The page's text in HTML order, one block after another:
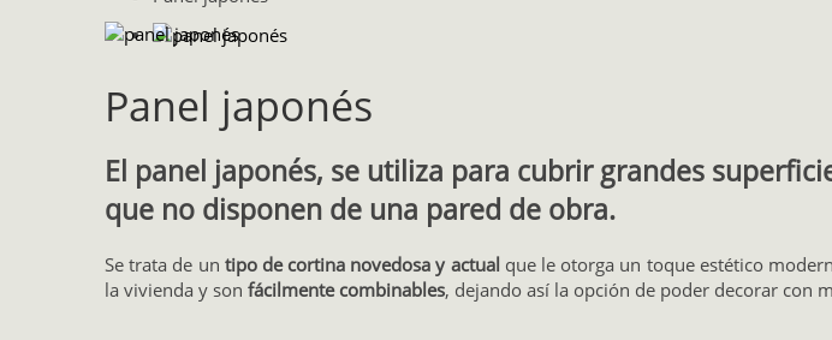
Panel japonés
El panel japonés, se utiliza para cubrir grandes
que no disponen de una pared de obra.
Se trata de un tipo de cortina novedosa y actual que le otorga un toque estético
la vivienda y son fácilmente combinables, dejando así la opción de poder decorar con